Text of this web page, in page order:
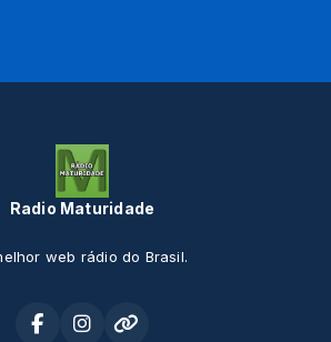
Radio Maturidade
web rádio do Brasil.